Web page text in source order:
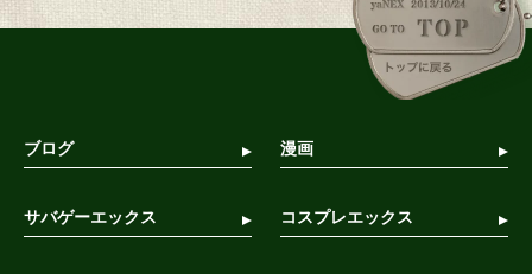
ブログ 漫画
サバゲーエックス コスプレエックス